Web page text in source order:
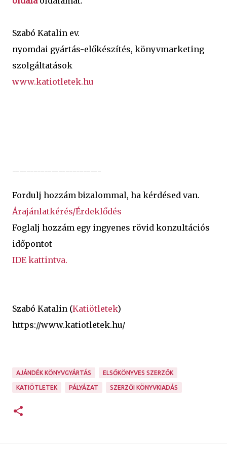
Szabó Katalin ev.
nyomdai gyártás-előkészítés, könyvmarketing
szolgáltatások
www.katiotletek.hu
-------------------------
Fordulj hozzám bizalommal, ha kérdésed van.
Árajánlatkérés/Érdeklődés
Foglalj hozzám egy ingyenes rövid konzultációs
időpontot
IDE kattintva.
Szabó Katalin (Katiötletek)
https://www.katiotletek.hu/
AJÁNDÉK KÖNYVGYÁRTÁS ELSŐKÖNYVES SZERZŐK
KATIÖTLETEK PÁLYÁZAT SZERZŐI KÖNYVKIADÁS